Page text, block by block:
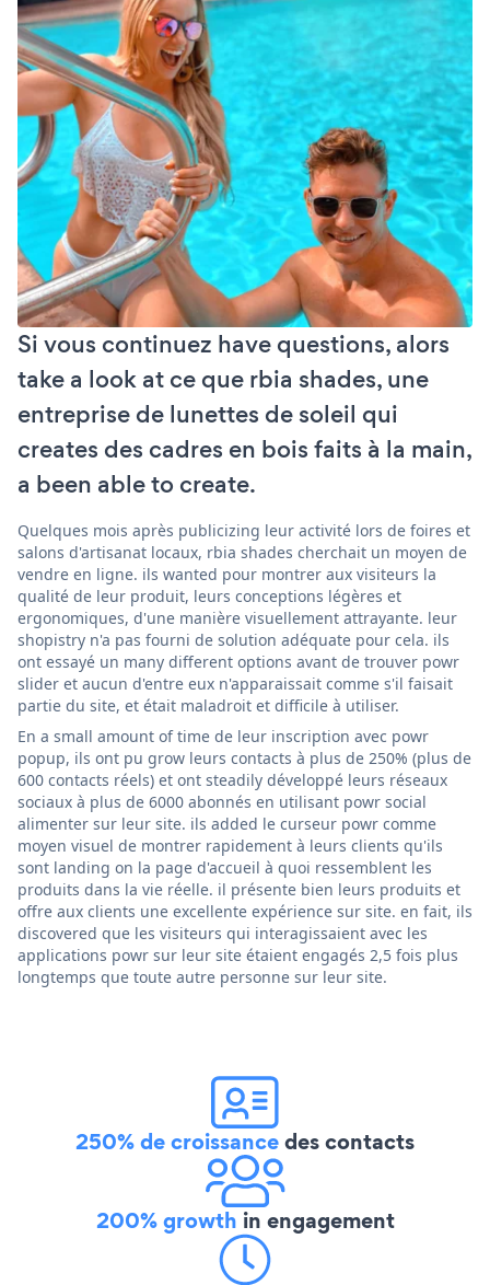
Si vous continuez have questions, alors
take a look at ce que rbia shades, une
entreprise de lunettes de soleil qui
creates des cadres en bois faits à la main,
a been able to create.
Quelques mois après publicizing leur activité lors de foires et
salons d'artisanat locaux, rbia shades cherchait un moyen de
vendre en ligne. ils wanted pour montrer aux visiteurs la
qualité de leur produit, leurs conceptions légères et
ergonomiques, d'une manière visuellement attrayante. leur
shopistry n'a pas fourni de solution adéquate pour cela. ils
ont essayé un many different options avant de trouver powr
slider et aucun d'entre eux n'apparaissait comme s'il faisait
partie du site, et était maladroit et difficile à utiliser.
En a small amount of time de leur inscription avec powr
popup, ils ont pu grow leurs contacts à plus de 250% (plus de
600 contacts réels) et ont steadily développé leurs réseaux
sociaux à plus de 6000 abonnés en utilisant powr social
alimenter sur leur site. ils added le curseur powr comme
moyen visuel de montrer rapidement à leurs clients qu'ils
sont landing on la page d'accueil à quoi ressemblent les
produits dans la vie réelle. il présente bien leurs produits et
offre aux clients une excellente expérience sur site. en fait, ils
discovered que les visiteurs qui interagissaient avec les
applications powr sur leur site étaient engagés 2,5 fois plus
longtemps que toute autre personne sur leur site.
250% de croissancedes contacts
200% growth in engagement